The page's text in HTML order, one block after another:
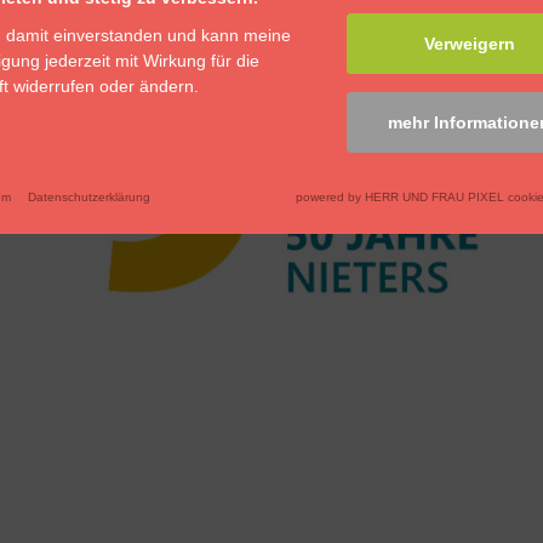
damit einverstanden und kann meine
jederzeit mit Wirkung für die
widerrufen oder ändern.
Verweigern
mehr
Datenschutzerklärung powered by HERR UND FRAU PIXEL